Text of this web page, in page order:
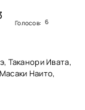
Голосов: 6
Таканори Ивата,
Наито,